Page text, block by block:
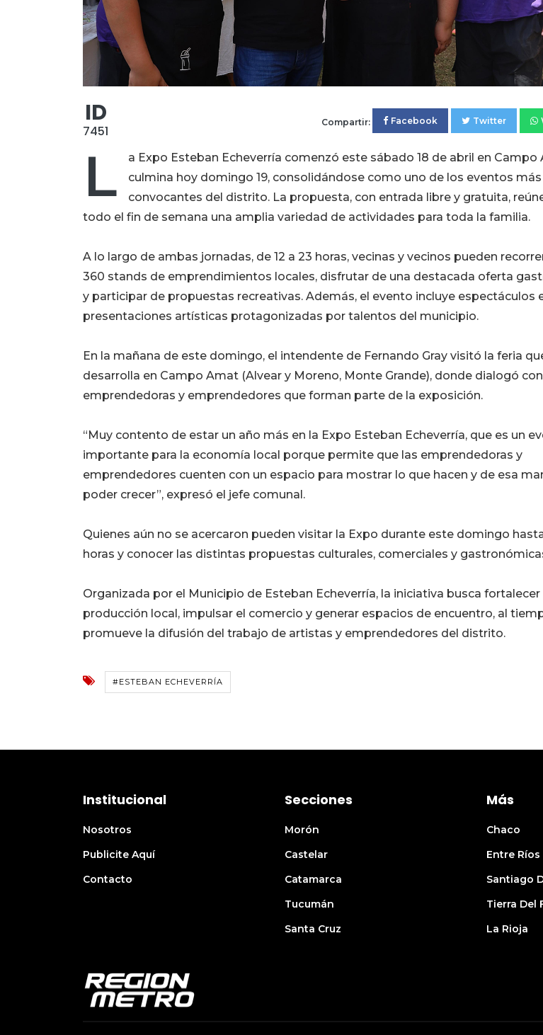
ID
7451
Compartir: Facebook Twitter
L
a Expo Esteban Echeverría comenzó este sábado 18 de abril en Campo
culmina hoy domingo 19, consolidándose como uno de los eventos más
convocantes del distrito. La propuesta, con entrada libre y gratuita,
todo el fin de semana una amplia variedad de actividades para toda la familia.
A lo largo de ambas jornadas, de 12 a 23 horas, vecinas y vecinos pueden
360 stands de emprendimientos locales, disfrutar de una destacada oferta
y participar de propuestas recreativas. Además, el evento incluye espectáculos
presentaciones artísticas protagonizadas por talentos del municipio.
En la mañana de este domingo, el intendente de Fernando Gray visitó la feria
desarrolla en Campo Amat (Alvear y Moreno, Monte Grande), donde dialogó con
emprendedoras y emprendedores que forman parte de la exposición.
“Muy contento de estar un año más en la Expo Esteban Echeverría, que es un
importante para la economía local porque permite que las emprendedoras y
emprendedores cuenten con un espacio para mostrar lo que hacen y de esa
poder crecer”, expresó el jefe comunal.
Quienes aún no se acercaron pueden visitar la Expo durante este domingo
horas y conocer las distintas propuestas culturales, comerciales y
Organizada por el Municipio de Esteban Echeverría, la iniciativa busca fortalecer
producción local, impulsar el comercio y generar espacios de encuentro, al
promueve la difusión del trabajo de artistas y emprendedores del distrito.
#ESTEBAN ECHEVERRÍA
Institucional
Nosotros
Publicite Aquí
Contacto
Secciones
Morón
Castelar
Catamarca
Tucumán
Santa Cruz
Más
Chaco
Entre Ríos
Santiago
Tierra Del
La Rioja